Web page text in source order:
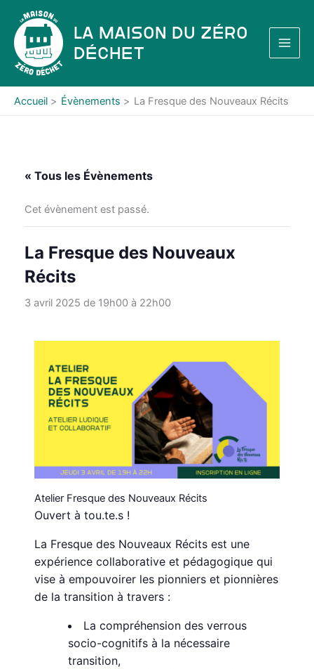
contenu
La Maison du Zéro
Déchet
Accueil Évènements La Fresque des Nouveaux Récits
« Tous les Évènements
Cet évènement est passé.
La Fresque des Nouveaux
Récits
3 avril 2025 de 19h00à 22h00
Atelier Fresque des Nouveaux Récits
Ouvert à tou.te.s !
La Fresque des Nouveaux Récits est une
expérience collaborative et pédagogique qui
vise à empouvoirer les pionniers et pionnières
de la transition à travers :
La compréhension des verrous
socio-cognitifs à la nécessaire
transition,